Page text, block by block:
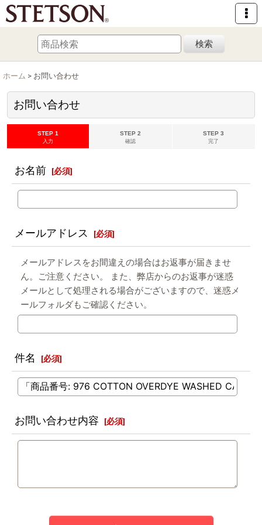
検索
ホーム > お問い合わせ
お問い合わせ
STEP 1
入力
STEP 2
確認
STEP 3
完了
お名前 [必須]
メールアドレス [必須]
メールアドレスをお間違えの場合はお返事が届きませ
ん。ご注意ください。 また、弊店からのお返事が迷惑
メールとして処理される場合がございますので、迷惑メ
ールフォルダもご確認ください。
件名 [必須]
お問い合わせ内容 [必須]